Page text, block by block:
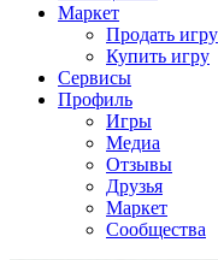
Маркет
Продать игру
Купить игру
Сервисы
Профиль
Игры
Медиа
Отзывы
Друзья
Маркет
Сообщества